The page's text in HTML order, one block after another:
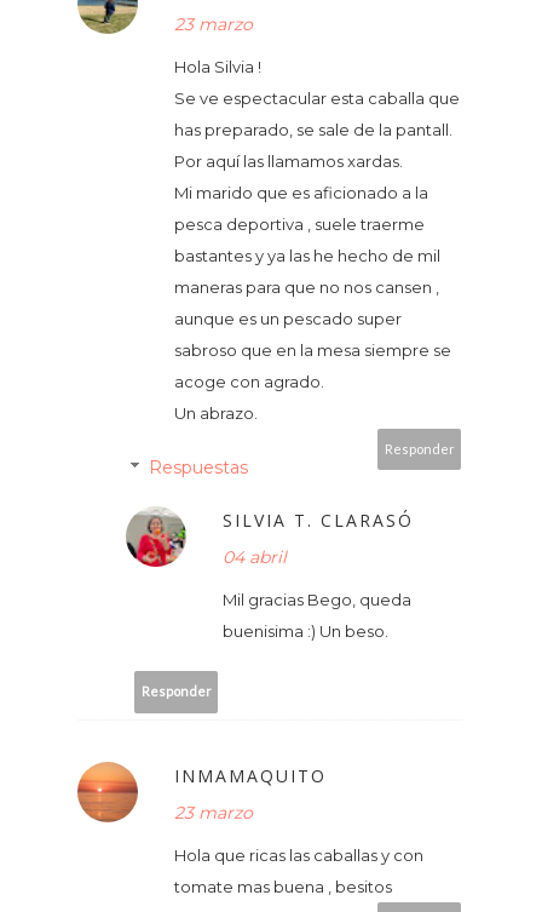
23 marzo
Hola Silvia !
Se ve espectacular esta caballa que
has preparado, se sale de la pantall.
Por aquí las llamamos xardas.
Mi marido que es aficionado a la
pesca deportiva , suele traerme
bastantes y ya las he hecho de mil
maneras para que no nos cansen ,
aunque es un pescado super
sabroso que en la mesa siempre se
acoge con agrado.
Un abrazo.
Responder
Respuestas
SILVIA T. CLARASÓ
04 abril
Mil gracias Bego, queda
buenisima :) Un beso.
Responder
INMAMAQUITO
23 marzo
Hola que ricas las caballas y con
tomate mas buena , besitos